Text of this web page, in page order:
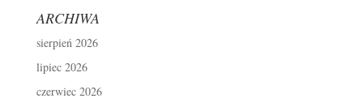
ARCHIWA
sierpień 2026
lipiec 2026
czerwiec 2026